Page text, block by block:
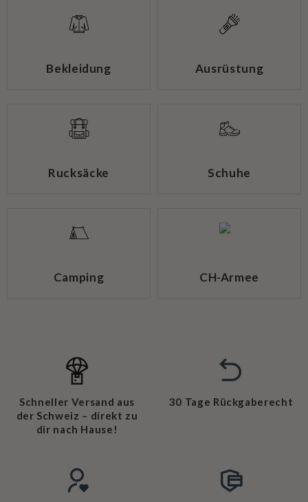
Bekleidung Ausrüstung
Rucksäcke Schuhe
Camping CH-Armee
Schneller Versand aus
der Schweiz – direkt zu
dir nach Hause!
30 Tage Rückgaberecht